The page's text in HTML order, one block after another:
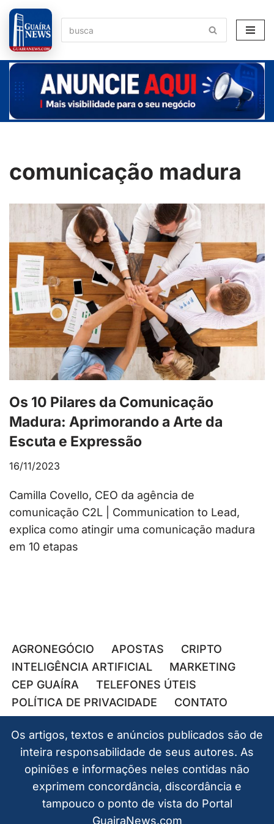
Pular
para
o
conteúdo
comunicação madura
Os 10 Pilares da Comunicação
Madura: Aprimorando a Arte da
Escuta e Expressão
16/11/2023
Camilla Covello, CEO da agência de
comunicação C2L | Communication to Lead,
explica como atingir uma comunicação madura
em 10 etapas
AGRONEGÓCIO APOSTAS
CRIPTO
INTELIGÊNCIA ARTIFICIAL
MARKETING
CEP GUAÍRA
TELEFONES ÚTEIS
POLÍTICA DE PRIVACIDADE
CONTATO
Os artigos, textos e anúncios publicados são de
inteira responsabilidade de seus autores. As
opiniões e informações neles contidas não
exprimem concordância, discordância e
tampouco o ponto de vista do Portal
GuairaNews.com